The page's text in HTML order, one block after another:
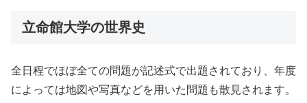
立命館大学の世界史
全日程でほぼ全ての問題が記述式で出題されており、年度
によっては地図や写真などを用いた問題も散見されます。